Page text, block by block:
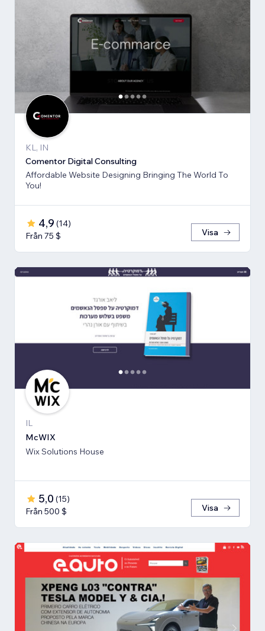
KL, IN
Comentor Digital Consulting
Affordable Website Designing Bringing The World To
You!
4,9 (14)
Från 75 $
Visa
IL
McWIX
Wix Solutions House
5,0 (15)
Från 500 $
Visa